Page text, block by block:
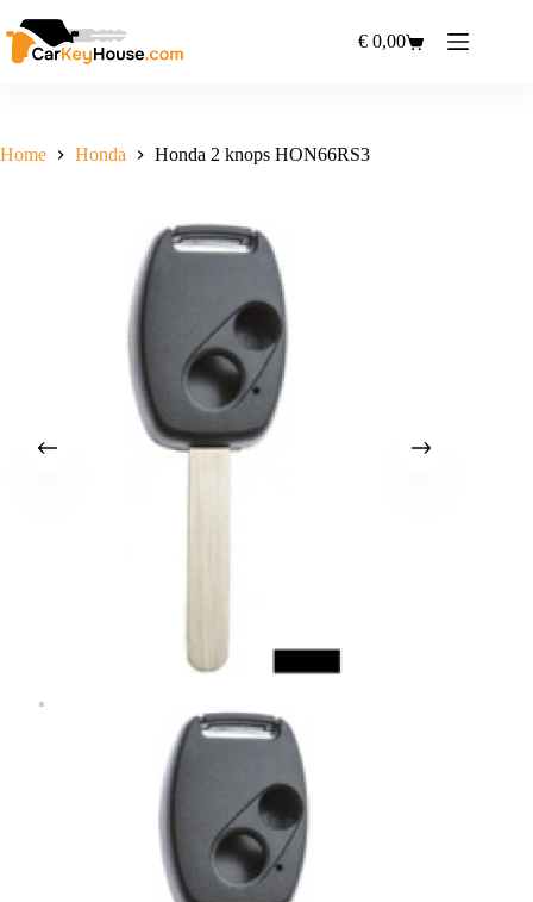
naar
de
Winkelwagen
€ 0,00
Home Honda Honda 2 knops HON66RS3